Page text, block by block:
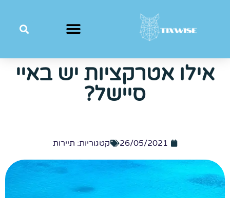
אילו אטרקציות יש באיי
סיישל?
26/05/2021 קטגוריות: תיירות